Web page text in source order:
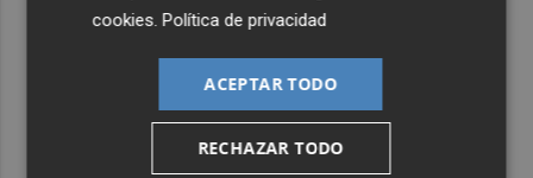
cookies.Política de privacidad
ACEPTAR TODO
RECHAZAR TODO